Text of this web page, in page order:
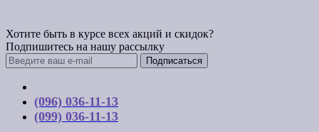
Хотите быть в курсе всех акций и скидок?
Подпишитесь на нашу рассылку
Подписаться
(096) 036-11-13
(099) 036-11-13